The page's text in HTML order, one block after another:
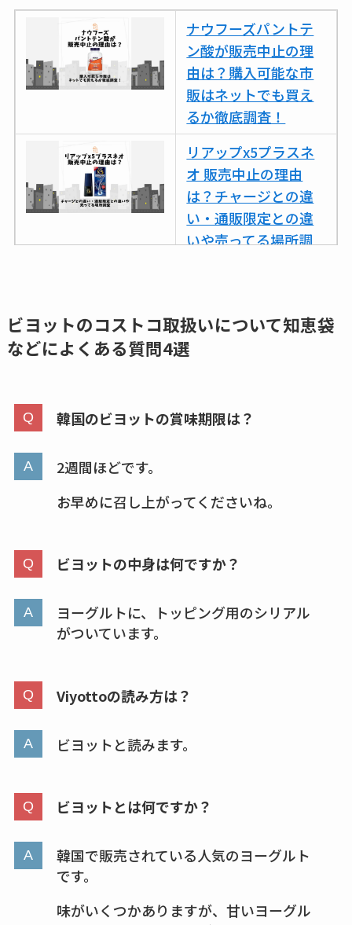
キーピング販売終了
理由はなぜ？売って
ない？売ってる場所
は？代わりの代用品
も調査
クランベリージュー
スはコンビニで売っ
てる？薬局やイオン
は？おすすめや効果
も調査
ナウフーズパントテ
ン酸が販売中止の理
由は？購入可能な市
販はネットでも買え
るか徹底調査！
リアップx5プラスネ
オ 販売中止の理由
は？チャージとの違
い・通販限定との違
いや売ってる場所調
め替えはどこで売っ
てる？ドンキ・ロフ
トなど販売店や安い
アクアテクトゲルが
れの口コミも調査
の料金は？セール・
つ？激安販売店・通
てる？ロフトやハン
売店も調査
ットが廃盤？なぜ？
売ってるか・代替品
ビタクラフトのウル
ビヨットのコストコ取扱いについて知恵袋
などによくある質問4選
韓国のビヨットの賞味期限は？
2週間ほどです。
お早めに召し上がってくださいね。
ビヨットの中身は何ですか？
ヨーグルトに、トッピング用のシリアル
がついています。
Viyottoの読み方は？
ビヨットと読みます。
ビヨットとは何ですか？
韓国で販売されている人気のヨーグルト
です。
味がいくつかありますが、甘いヨーグル